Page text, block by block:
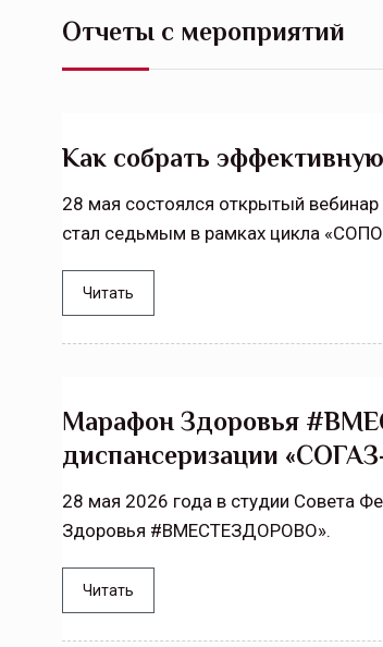
Отчеты с мероприятий
Как собрать
28 мая состоялся открытый
стал седьмым в рамках цикла
Читать
Марафон Здоровья
диспансеризации
28 мая 2026 года в студии Совета
Здоровья #ВМЕСТЕЗДОРОВО».
Читать